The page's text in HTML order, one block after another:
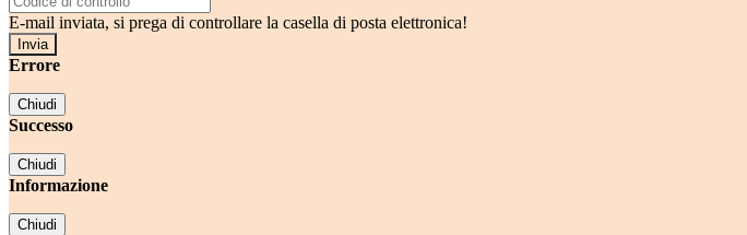
E-mail inviata, si prega di controllare la casella di posta elettronica!
Errore
Chiudi
Successo
Chiudi
Informazione
Chiudi